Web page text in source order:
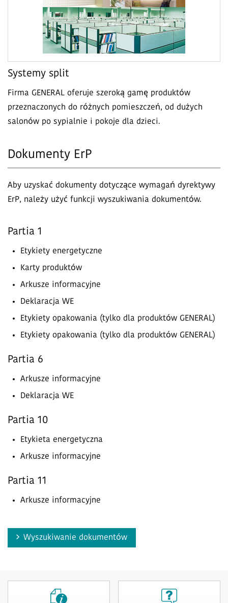
Systemy split
Firma GENERAL oferuje szeroką gamę produktów
przeznaczonych do różnych pomieszczeń, od dużych
salonów po sypialnie i pokoje dla dzieci.
Dokumenty ErP
Aby uzyskać dokumenty dotyczące wymagań dyrektywy
ErP, należy użyć funkcji wyszukiwania dokumentów.
Partia 1
Etykiety energetyczne
Karty produktów
Arkusze informacyjne
Deklaracja WE
Etykiety opakowania (tylko dla produktów GENERAL)
Etykiety opakowania (tylko dla produktów GENERAL)
Partia 6
Arkusze informacyjne
Deklaracja WE
Partia 10
Etykieta energetyczna
Arkusze informacyjne
Partia 11
Arkusze informacyjne
Wyszukiwanie dokumentów